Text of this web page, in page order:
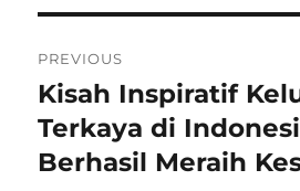
navigation
PREVIOUS
Previous
post:
Kisah Inspiratif
Terkaya di
Berhasil Meraih